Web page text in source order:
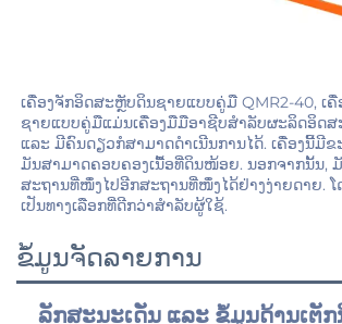
ເຄື່ອງຈັກອິດສະຫຼັບດິນຊາຍແບບຄູ່ມື QMR2-40, ເ
ຊາຍແບບຄູ່ມືແມ່ນເຄື່ອງມືມືອາຊີບສຳລັບຜະລິດອິດສ
ແລະ ມີຄົນດຽວກໍສາມາດດຳເນີນການໄດ້. ເຄື່ອງນີ້ມີ
ມັນສາມາດຄອບຄອງເນື້ອທີ່ດິນໜ້ອຍ. ນອກຈາກນັ້ນ,
ສະຖານທີ່ໜຶ່ງໄປອີກສະຖານທີ່ໜຶ່ງໄດ້ຢ່າງງ່າຍດາຍ.
ເປັນທາງເລືອກທີ່ດີກວ່າສຳລັບຜູ້ໃຊ້.
ຂໍ້ມູນຈັດລາຍການ
ລັກສະນະເດັ່ນ ແລະ ຂໍ້ມູນດ້ານເຕັ